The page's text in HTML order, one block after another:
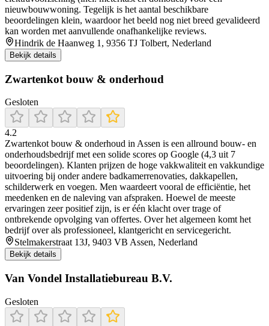
nieuwbouwwoning. Tegelijk is het aantal beschikbare
beoordelingen klein, waardoor het beeld nog niet breed gevalideerd
kan worden met aanvullende onafhankelijke reviews.
Hindrik de Haanweg 1, 9356 TJ Tolbert, Nederland
Bekijk details
Zwartenkot bouw & onderhoud
Gesloten
4.2
Zwartenkot bouw & onderhoud in Assen is een allround bouw- en
onderhoudsbedrijf met een solide scores op Google (4,3 uit 7
beoordelingen). Klanten prijzen de hoge vakkwaliteit en vakkundige
uitvoering bij onder andere badkamerrenovaties, dakkapellen,
schilderwerk en voegen. Men waardeert vooral de efficiëntie, het
meedenken en de naleving van afspraken. Hoewel de meeste
ervaringen zeer positief zijn, is er één klacht over trage of
ontbrekende opvolging van offertes. Over het algemeen komt het
bedrijf over als professioneel, klantgericht en servicegericht.
Stelmakerstraat 13J, 9403 VB Assen, Nederland
Bekijk details
Van Vondel Installatiebureau B.V.
Gesloten